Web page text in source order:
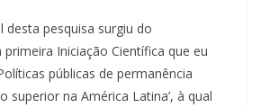
desta pesquisa surgiu do
Iniciação Científica que eu
públicas de permanência
superior na América Latina’, à qual